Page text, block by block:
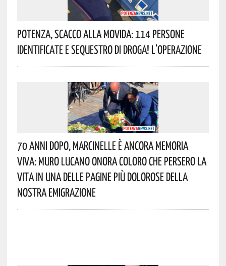
Potenza, Scacco Alla Movida: 114 Persone
Identificate E Sequestro Di Droga! L’operazione
70 Anni Dopo, Marcinelle È Ancora Memoria
Viva: Muro Lucano Onora Coloro Che Persero La
Vita In Una Delle Pagine Più Dolorose Della
Nostra Emigrazione